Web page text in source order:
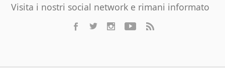
Visita i nostri social network e rimani informato